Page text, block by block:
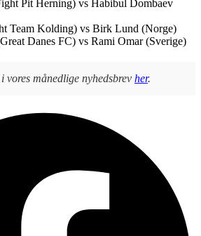
Pit Herning) vs Habibul Dombaev
Team Kolding) vs Birk Lund (Norge)
Danes FC) vs Rami Omar (Sverige)
månedlige nyhedsbrev her.